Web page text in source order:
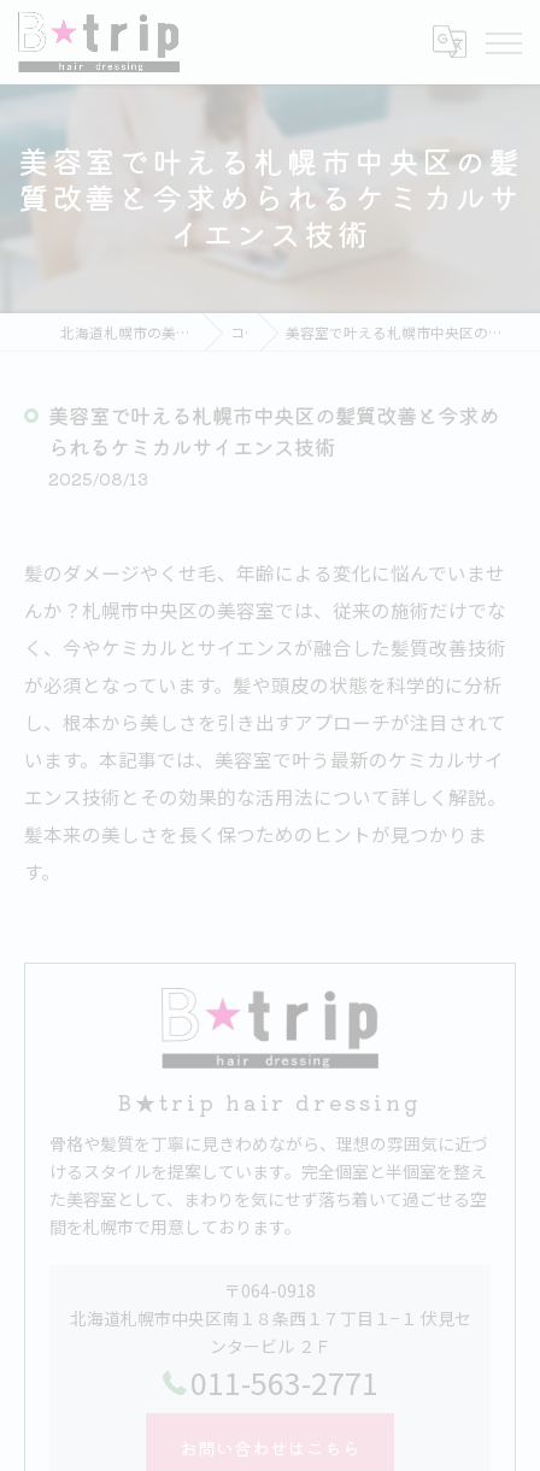
美容室で叶える札幌市中央区の髪
質改善と今求められるケミカルサ
イエンス技術
北海道札幌市の美容室ならB★trip hair dressing コラム 美容室で叶える札幌市中央区の髪質改善と今求められるケミカルサイエンス技術
美容室で叶える札幌市中央区の髪質改善と今求め
られるケミカルサイエンス技術
2025/08/13
髪のダメージやくせ毛、年齢による変化に悩んでいませ
んか？札幌市中央区の美容室では、従来の施術だけでな
く、今やケミカルとサイエンスが融合した髪質改善技術
が必須となっています。髪や頭皮の状態を科学的に分析
し、根本から美しさを引き出すアプローチが注目されて
います。本記事では、美容室で叶う最新のケミカルサイ
エンス技術とその効果的な活用法について詳しく解説。
髪本来の美しさを長く保つためのヒントが見つかりま
す。
B★trip hair dressing
骨格や髪質を丁寧に見きわめながら、理想の雰囲気に近づ
けるスタイルを提案しています。完全個室と半個室を整え
た美容室として、まわりを気にせず落ち着いて過ごせる空
間を札幌市で用意しております。
〒064-0918
北海道札幌市中央区南１８条西１７丁目１−１ 伏見セ
ンタービル ２Ｆ
011-563-2771
お問い合わせはこちら